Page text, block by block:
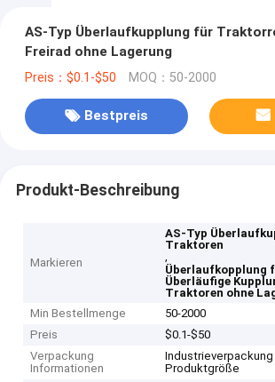
AS-Typ Überlaufkupplung für
Freirad ohne Lagerung
Preis：$0.1-$50 MOQ：50-2000
Bestpreis
Produkt-Beschreibung
Markieren
AS-Typ
Traktoren
,
Überlaufkopplung
Überläufige
Traktoren ohne
Min Bestellmenge
50-2000
Preis
$0.1-$50
Verpackung
Informationen
Produktgröße